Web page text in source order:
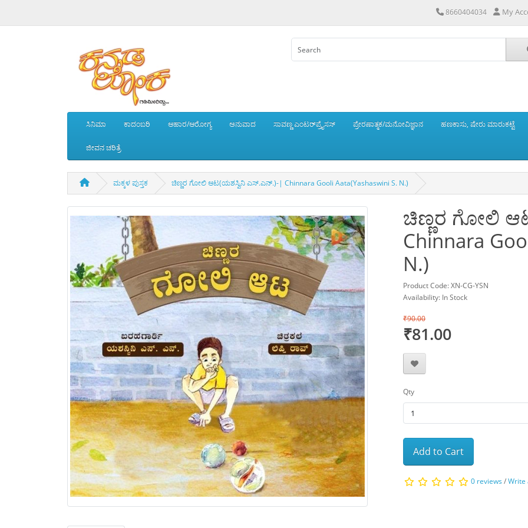
8660404034 My
ಸಿನಿಮಾ ಕಾದಂಬರಿ ಆಹಾರ/ಆರೋಗ್ಯ ಅನುವಾದ ಸಾವಣ್ಣ ಎಂಟರ್‌ಪ್ರೈಸಸ್ ಪ್ರೇರಣಾತ್ಮಕ/ಮನೋವಿಜ್ಞಾನ ಹಣಕಾಸು, ಷೇರು ಮಾರುಕಟ್ಟೆ
ಜೀವನ ಚರಿತ್ರೆ
ಮಕ್ಕಳ ಪುಸ್ತಕ ಚಿಣ್ಣರ ಗೋಲಿ ಆಟ(ಯಶಸ್ವಿನಿ ಎಸ್.ಎನ್.)-| Chinnara Gooli Aata(Yashaswini S. N.)
ಚಿಣ್ಣರ ಗೋಲಿ
Chinnara
N.)
Product Code: XN-CG-YSN
Availability: In Stock
₹90.00
₹81.00
Qty
Add to Cart
0 reviews/Write